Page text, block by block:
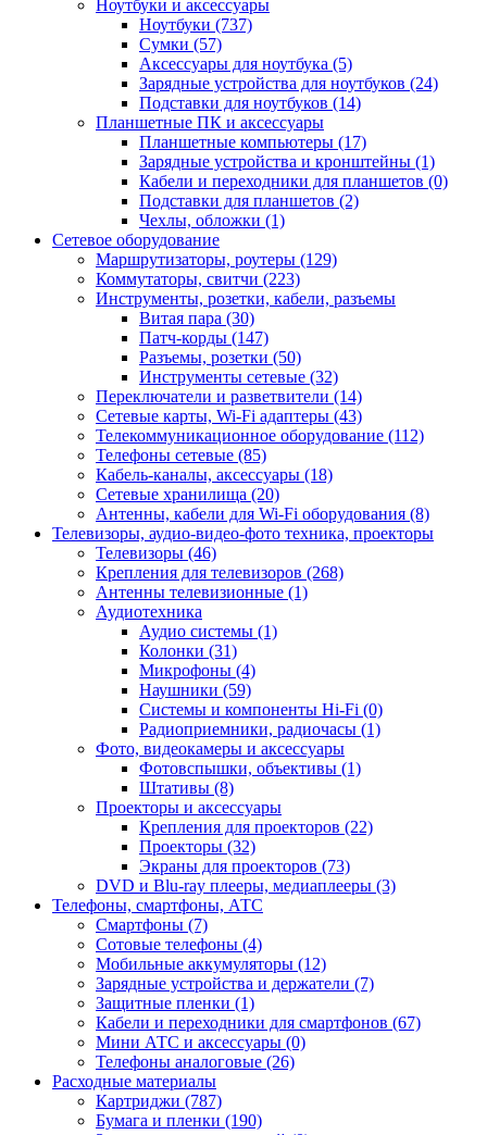
Ноутбуки и аксессуары
Ноутбуки (737)
Сумки (57)
Аксессуары для ноутбука (5)
Зарядные устройства для ноутбуков (24)
Подставки для ноутбуков (14)
Планшетные ПК и аксессуары
Планшетные компьютеры (17)
Зарядные устройства и кронштейны (1)
Кабели и переходники для планшетов (0)
Подставки для планшетов (2)
Чехлы, обложки (1)
Сетевое оборудование
Маршрутизаторы, роутеры (129)
Коммутаторы, свитчи (223)
Инструменты, розетки, кабели, разъемы
Витая пара (30)
Патч-корды (147)
Разъемы, розетки (50)
Инструменты сетевые (32)
Переключатели и разветвители (14)
Сетевые карты, Wi-Fi адаптеры (43)
Телекоммуникационное оборудование (112)
Телефоны сетевые (85)
Кабель-каналы, аксессуары (18)
Сетевые хранилища (20)
Антенны, кабели для Wi-Fi оборудования (8)
Телевизоры, аудио-видео-фото техника, проекторы
Телевизоры (46)
Крепления для телевизоров (268)
Антенны телевизионные (1)
Аудиотехника
Аудио системы (1)
Колонки (31)
Микрофоны (4)
Наушники (59)
Системы и компоненты Hi-Fi (0)
Радиоприемники, радиочасы (1)
Фото, видеокамеры и аксессуары
Фотовспышки, объективы (1)
Штативы (8)
Проекторы и аксессуары
Крепления для проекторов (22)
Проекторы (32)
Экраны для проекторов (73)
DVD и Blu-ray плееры, медиаплееры (3)
Телефоны, смартфоны, АТС
Смартфоны (7)
Сотовые телефоны (4)
Мобильные аккумуляторы (12)
Зарядные устройства и держатели (7)
Защитные пленки (1)
Кабели и переходники для смартфонов (67)
Мини АТС и аксессуары (0)
Телефоны аналоговые (26)
Расходные материалы
Картриджи (787)
Бумага и пленки (190)